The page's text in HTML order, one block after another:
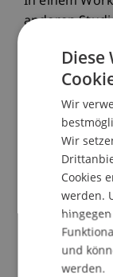
anderen
Seite des
ABLAUF
10.00 Uhr:
10.05 Uhr:
Christina
10.15 Uhr:
10.55 Uhr:
11.05 Uhr:
Student
11.20 Uhr:
International
Diese
Wir
Wir
Cookies
werden.
und
werden.